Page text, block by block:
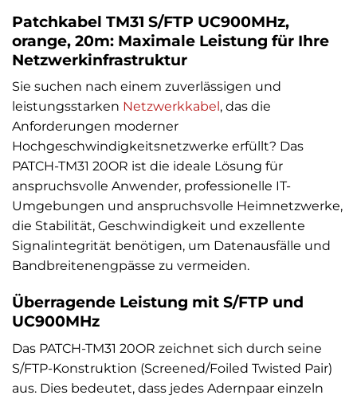
Patchkabel TM31 S/FTP UC900MHz,
orange, 20m: Maximale Leistung für Ihre
Netzwerkinfrastruktur
Sie suchen nach einem zuverlässigen und
leistungsstarken Netzwerkkabel , das die
Anforderungen moderner
Hochgeschwindigkeitsnetzwerke erfüllt? Das
PATCH-TM31 20OR ist die ideale Lösung für
anspruchsvolle Anwender, professionelle IT-
Umgebungen und anspruchsvolle Heimnetzwerke,
die Stabilität, Geschwindigkeit und exzellente
Signalintegrität benötigen, um Datenausfälle und
Bandbreitenengpässe zu vermeiden.
Überragende Leistung mit S/FTP und
UC900MHz
Das PATCH-TM31 20OR zeichnet sich durch seine
S/FTP-Konstruktion (Screened/Foiled Twisted Pair)
aus. Dies bedeutet, dass jedes Adernpaar einzeln